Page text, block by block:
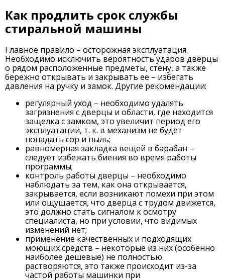
Как продлить срок службы
стиральной машины
Главное правило – осторожная эксплуатация.
Необходимо исключить вероятность ударов дверцы
о рядом расположенные предметы, стену, а также
бережно открывать и закрывать ее – избегать
давления на ручку и замок. Другие рекомендации:
регулярный уход – необходимо удалять
загрязнения с дверцы и области, где находится
защелка с замком, это увеличит период его
эксплуатации, т. к. в механизм не будет
попадать сор и пыль;
равномерная закладка вещей в барабан –
следует избежать биения во время работы
программы;
контроль работы дверцы – необходимо
наблюдать за тем, как она открывается,
закрывается, если возникают помехи при этом
или ощущается, что дверца с трудом движется,
это должно стать сигналом к осмотру
специалиста, но при условии, что видимых
изменений нет;
применение качественных и подходящих
моющих средств – некоторые из них (особенно
наиболее дешевые) не полностью
растворяются, это также происходит из-за
частой работы машинки при